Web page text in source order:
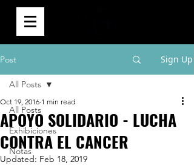
Post Sign Up
All Posts
Exhibiciones
Notas
All Posts
APOYO SOLIDARIO - LUCHA
CONTRA EL CANCER
Oct 19, 2016 1 min read
Updated: Feb 18, 2019